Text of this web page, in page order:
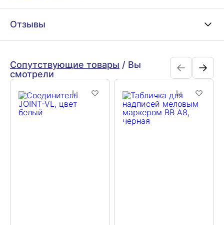
Отзывы
Сопутствующие товары / Вы
смотрели